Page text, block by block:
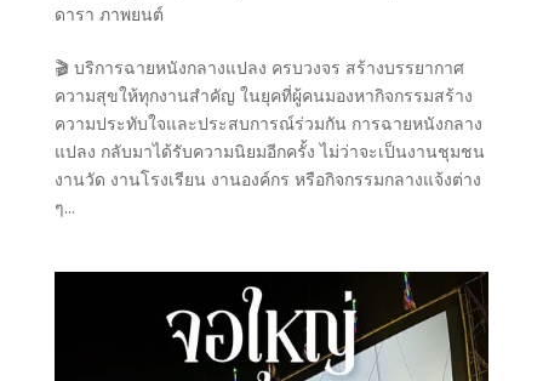
ดารา ภาพยนต์
🎬 บริการฉายหนังกลางแปลง ครบวงจร สร้างบรรยากาศ
ความสุขให้ทุกงานสำคัญ ในยุคที่ผู้คนมองหากิจกรรมสร้าง
ความประทับใจและประสบการณ์ร่วมกัน การฉายหนังกลาง
แปลง กลับมาได้รับความนิยมอีกครั้ง ไม่ว่าจะเป็นงานชุมชน
งานวัด งานโรงเรียน งานองค์กร หรือกิจกรรมกลางแจ้งต่าง
ๆ...